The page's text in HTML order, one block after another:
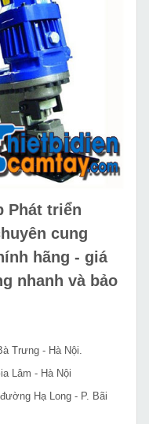
Phát triển
cung
hãng - giá
nhanh và bảo
Trưng - Hà Nội.
Lâm - Hà Nội
Hạ Long - P. Bãi